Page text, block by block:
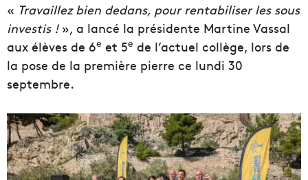
« Travaillez bien dedans, pour rentabiliser les sous
investis !», a lancé la présidente Martine Vassal
aux élèves de 6e et 5e de l’actuel collège, lors de
la pose de la première pierre ce lundi 30
septembre.